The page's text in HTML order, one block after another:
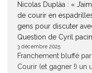
Nicolas Duplàa : «
de courir en
gens pour discuter
Question de Cyril
3 décembre 2025
Franchement bluffé
Courir (et gagner !) un